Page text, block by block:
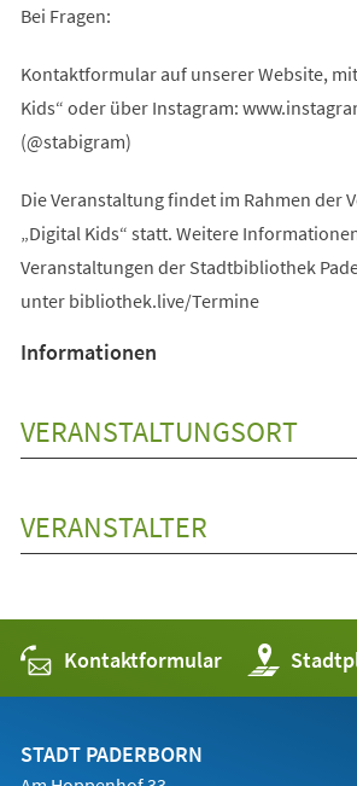
Bei Fragen:
Kontaktformular auf unserer Website,
Kids“ oder über Instagram:
(@stabigram)
Die Veranstaltung findet im Rahmen der
„Digital Kids“ statt. Weitere
Veranstaltungen der Stadtbibliothek
unter bibliothek.live/Termine
Informationen
VERANSTALTUNGSORT
VERANSTALTER
Kontaktformular (Öffnet
in
einem
STADT PADERBORN